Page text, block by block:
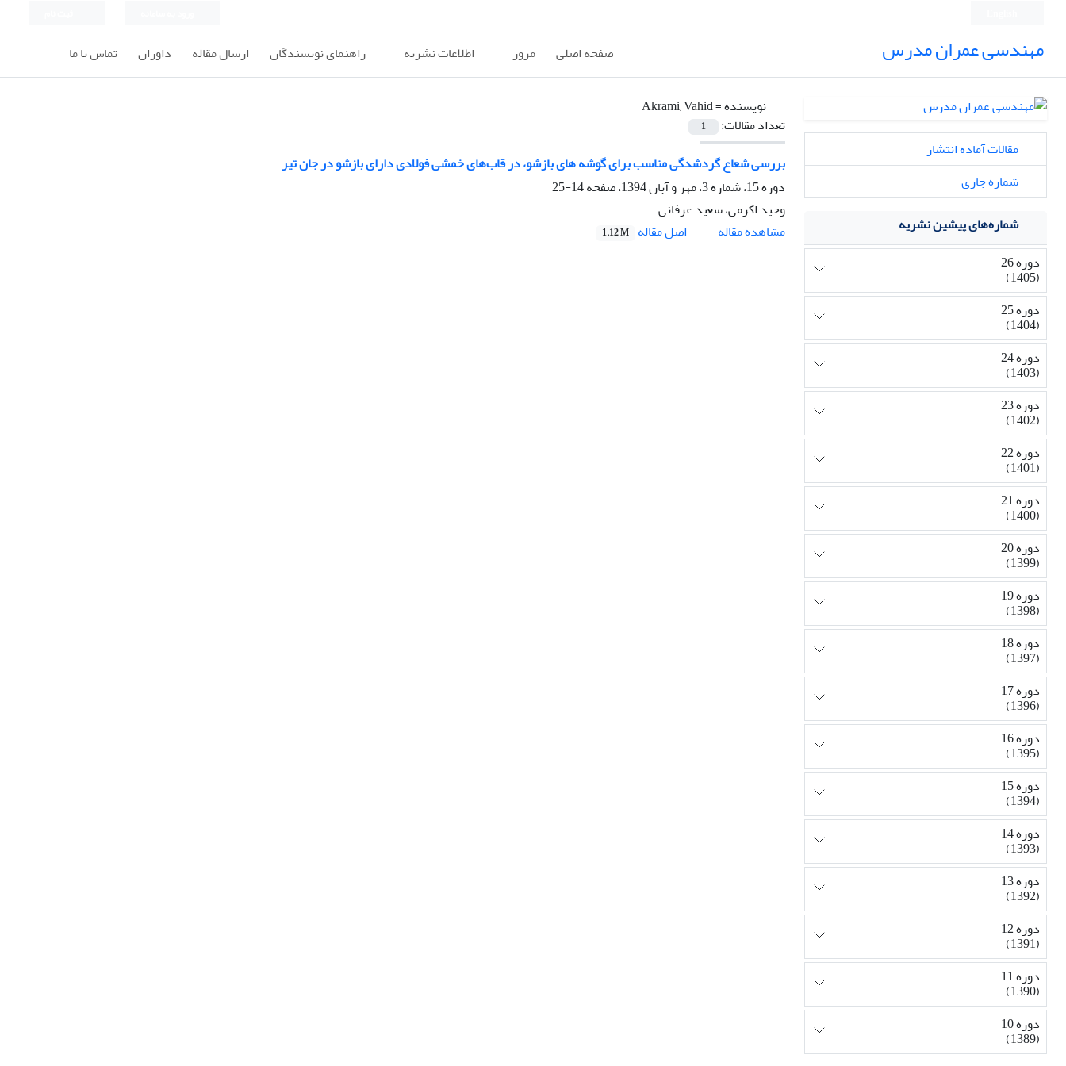
مهندسی عمران مدرس صفحه اصلی مرور اطلاعات نشریه راهنمای نویسندگان ارسال مقاله داوران تماس با ما
نویسنده =Akrami, Vahid
تعداد مقالات:
1
بررسی شعاع گردشدگی مناسب برای گوشه های بازشو، در قاب‌های خمشی فولادی دارای بازشو در جان تیر
دوره 15، شماره 3، مهر و آبان 1394، صفحه
14-25
وحید اکرمی، سعید عرفانی
مشاهده مقاله
اصل مقاله 1.12 M
مقالات آماده انتشار
شماره جاری
شماره‌های پیشین نشریه
دوره 26
(1405)
دوره 25
(1404)
دوره 24
(1403)
دوره 23
(1402)
دوره 22
(1401)
دوره 21
(1400)
دوره 20
(1399)
دوره 19
(1398)
دوره 18
(1397)
دوره 17
(1396)
دوره 16
(1395)
دوره 15
(1394)
دوره 14
(1393)
دوره 13
(1392)
دوره 12
(1391)
دوره 11
(1390)
دوره 10
(1389)